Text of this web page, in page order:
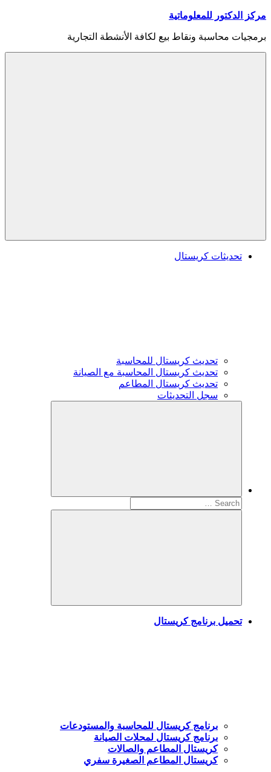
Skip
content
مركز الدكتور للمعلوماتية
برمجيات محاسبة ونقاط بيع لكافة الأنشطة التجارية
تحديثات كريستال
تحديث كريستال للمحاسبة
تحديث كريستال المحاسبة مع الصيانة
تحديث كريستال المطاعم
سجل التحديثات
Search
for:
Search
تحميل برنامج كريستال
برنامج كريستال للمحاسبة والمستودعات
برنامج كريستال لمحلات الصيانة
كريستال المطاعم والصالات
كريستال المطاعم الصغيرة سفري